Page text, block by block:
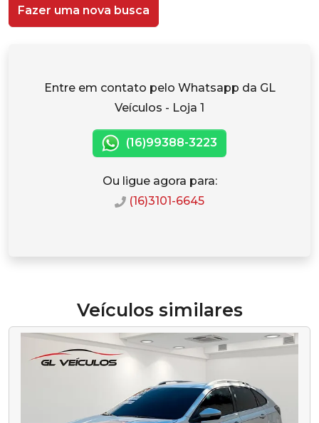
Fazer uma nova busca
Entre em contato pelo Whatsapp da GL
Veículos - Loja 1
(16)99388-3223
Ou ligue agora para:
(16)3101-6645
Veículos similares